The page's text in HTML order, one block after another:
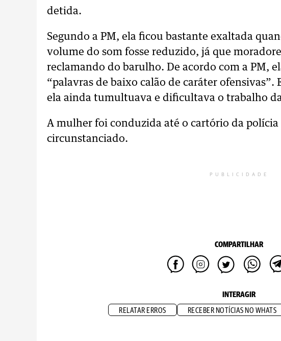
detida.
Segundo a PM, ela ficou bastante exaltada
volume do som fosse reduzido, já que
reclamando do barulho. De acordo com a PM,
“palavras de baixo calão de caráter
ela ainda tumultuava e dificultava o trabalho
A mulher foi conduzida até o cartório da
circunstanciado.
PUBLICIDADE
COMPARTILHAR
INTERAGIR
RELATAR ERROS RECEBER NOTÍCIAS NO WHATS